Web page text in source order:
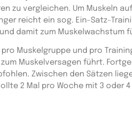
zu vergleichen. Um Muskeln
reicht ein sog. Ein-Satz-
damit zum Muskelwachstum
Muskelgruppe und pro
Muskelversagen führt.
Zwischen den Sätzen
2 Mal pro Woche mit 3 oder